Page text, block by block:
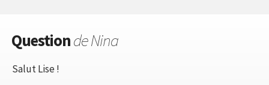
Questionde Nina
Salut Lise !